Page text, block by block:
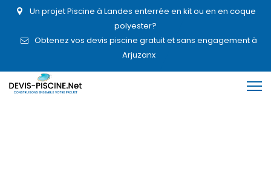
Un projet Piscine à Landes enterrée en kit ou en en coque
polyester?
Obtenez vos devis piscine gratuit et sans engagement à
Arjuzanx